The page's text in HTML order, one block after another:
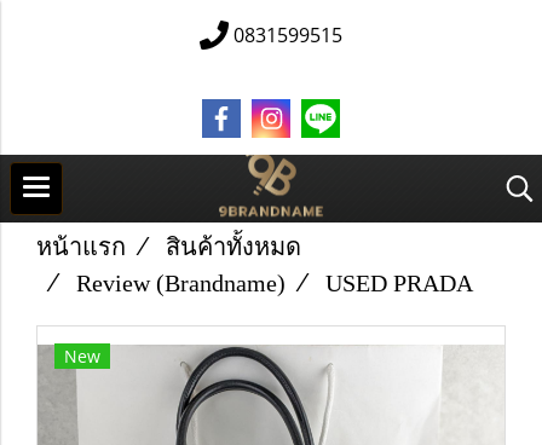
0831599515
หน้าแรก
สินค้าทั้งหมด
Review (Brandname)
U​S​E​D P​R​A​D​A​
New